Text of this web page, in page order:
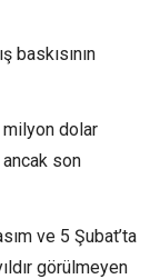
baskısının
milyon dolar
son
ve 5 Şubat’ta
görülmeyen